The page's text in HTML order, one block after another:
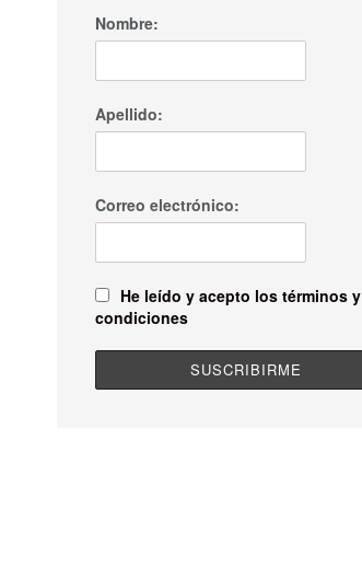
Nombre:
Apellido:
Correo electrónico:
He leído y acepto los términos y
condiciones